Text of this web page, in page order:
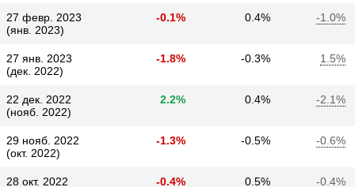
27 февр. 2023
(янв. 2023)
-0.1% 0.4% -1.0%
27 янв. 2023
(дек. 2022)
-1.8% -0.3% 1.5%
22 дек. 2022
(нояб. 2022)
2.2% 0.4% -2.1%
29 нояб. 2022
(окт. 2022)
-1.3% -0.5% -0.6%
28 окт. 2022
-0.4% 0.5% -0.4%